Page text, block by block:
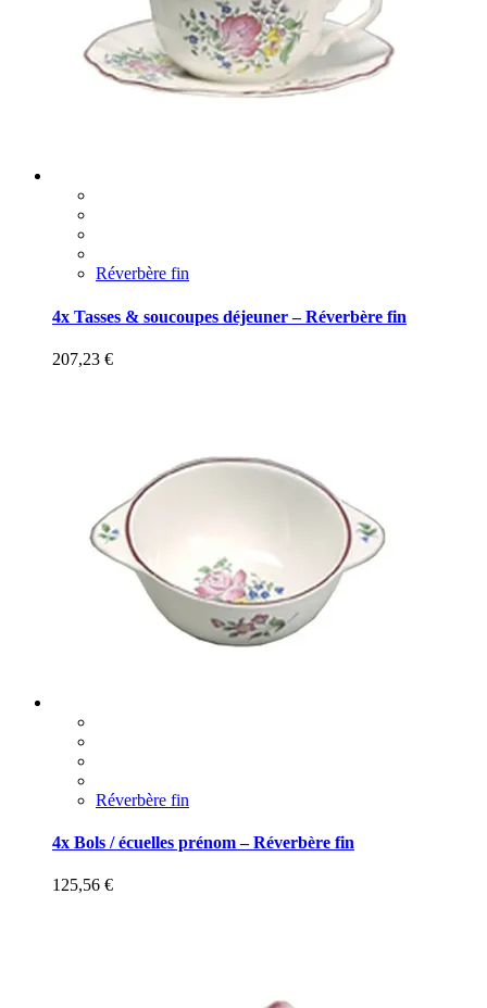
Réverbère fin
4x Tasses & soucoupes déjeuner – Réverbère fin
207,23 €
Réverbère fin
4x Bols / écuelles prénom – Réverbère fin
125,56 €